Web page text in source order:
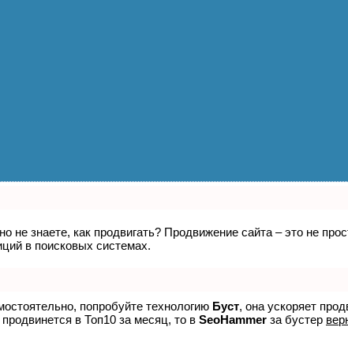
не знаете, как продвигать? Продвижение сайта – это не
в поисковых системах.
попробуйте технологию Буст, она ускоряет
в Топ10 за месяц, то в SeoHammer за бустер